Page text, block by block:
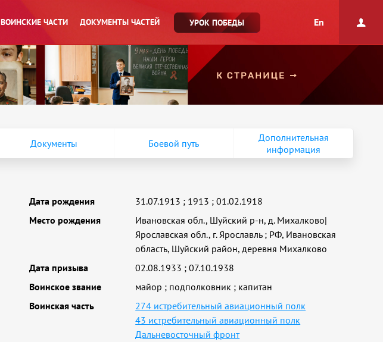
ВОИНСКИЕ ЧАСТИ ДОКУМЕНТЫ ЧАСТЕЙ УРОК ПОБЕДЫ En
Документы Боевой путь
Дополнительная
информация
Дата рождения 31.07.1913 ; 1913 ;01.02.1918
Место рождения
Ивановская обл., Шуйский р-н, д. Михалково|
Ярославская обл., г. Ярославль; РФ, Ивановская
область, Шуйский район, деревня Михалково
Дата призыва
02.08.1933 ;07.10.1938
Воинское звание
майор ; подполковник ; капитан
Воинская часть
274 истребительный авиационный полк
43 истребительный авиационный полк
Дальневосточный фронт